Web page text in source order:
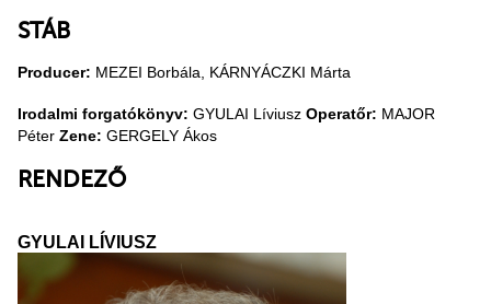
STÁB
Producer: MEZEI Borbála, KÁRNYÁCZKI Márta
Irodalmi forgatókönyv: GYULAI Líviusz Operatőr: MAJOR
Péter Zene: GERGELY Ákos
RENDEZŐ
GYULAI LÍVIUSZ